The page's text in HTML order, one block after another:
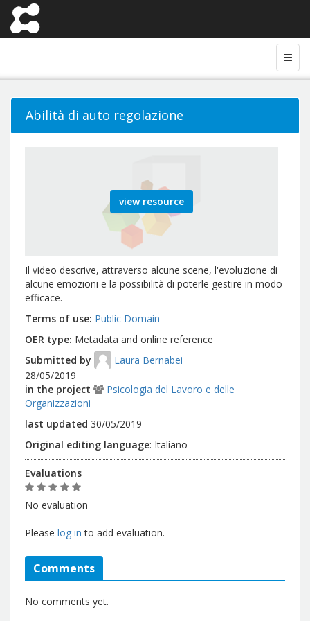
Abilità di auto regolazione
view resource
Il video descrive, attraverso alcune scene, l'evoluzione di
alcune emozioni e la possibilità di poterle gestire in modo
efficace.
Terms of use Public Domain
OER type Metadata and online reference
Submitted by
Laura Bernabei
28/05/2019
in the project
Psicologia del Lavoro e delle
Organizzazioni
last updated 30/05/2019
Original editing language: Italiano
Evaluations
No evaluation
Please log in to add evaluation.
Comments
No comments yet.